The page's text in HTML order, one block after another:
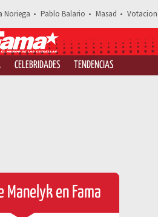
Noriega Pablo Balario Masad
CELEBRIDADES TENDENCIAS
Manelyk en Fama